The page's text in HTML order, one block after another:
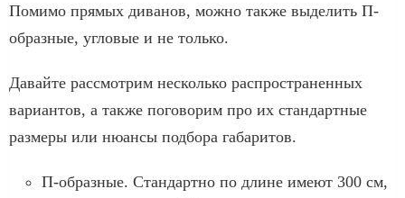
Помимо прямых диванов, можно также выделить П-
образные, угловые и не только.
Давайте рассмотрим несколько распространенных
вариантов, а также поговорим про их стандартные
размеры или нюансы подбора габаритов.
П-образные. Стандартно по длине имеют 300 см,